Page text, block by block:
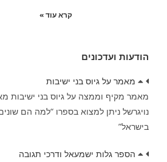
קרא עוד »
הודעות ועדכונים
מאמר על גיוס בני ישיבות
מאמר מקיף וממצה על גיוס בני ישיבות
נויגרשל ניתן למצוא בספרו “למה הם
בישראל”
הספר גלות ישמעאל ודרכי תגובה